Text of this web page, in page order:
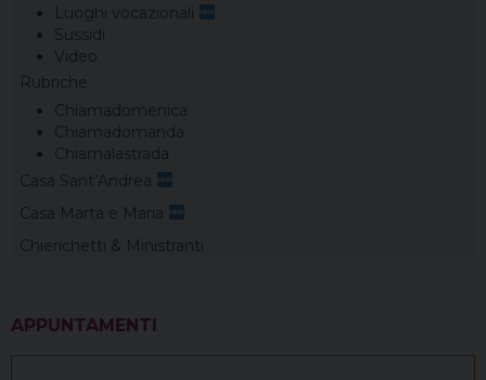
Luoghi vocazionali
Sussidi
Video
Rubriche
Chiamadomenica
Chiamadomanda
Chiamalastrada
Casa Sant’Andrea
Casa Marta e Maria
Chierichetti & Ministranti
APPUNTAMENTI